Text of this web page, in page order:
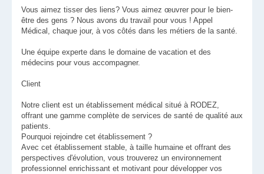
Vous aimez tisser des liens? Vous aimez œuvrer pour le bien-
être des gens ? Nous avons du travail pour vous ! Appel
Médical, chaque jour, à vos côtés dans les métiers de la santé.
Une équipe experte dans le domaine de vacation et des
médecins pour vous accompagner.
Client
Notre client est un établissement médical situé à RODEZ,
offrant une gamme complète de services de santé de qualité aux
patients.
Pourquoi rejoindre cet établissement ?
Avec cet établissement stable, à taille humaine et offrant des
perspectives d'évolution, vous trouverez un environnement
professionnel enrichissant et motivant pour développer vos